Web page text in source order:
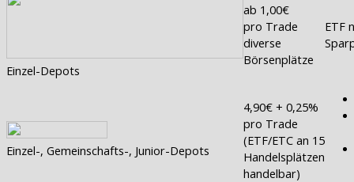
Einzel-Depots
ab 1,00€
pro Trade
diverse
Börsenplätze
ETF
Einzel-, Gemeinschafts-, Junior-Depots
4,90€ + 0,25%
pro Trade
(ETF/ETC an 15
Handelsplätzen
handelbar)